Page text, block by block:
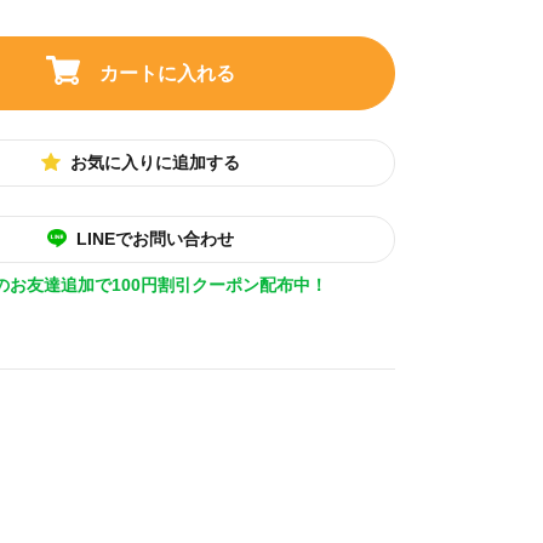
カートに入れる
お気に入りに追加する
LINEでお問い合わせ
お友達追加で100円割引クーポン配布中！